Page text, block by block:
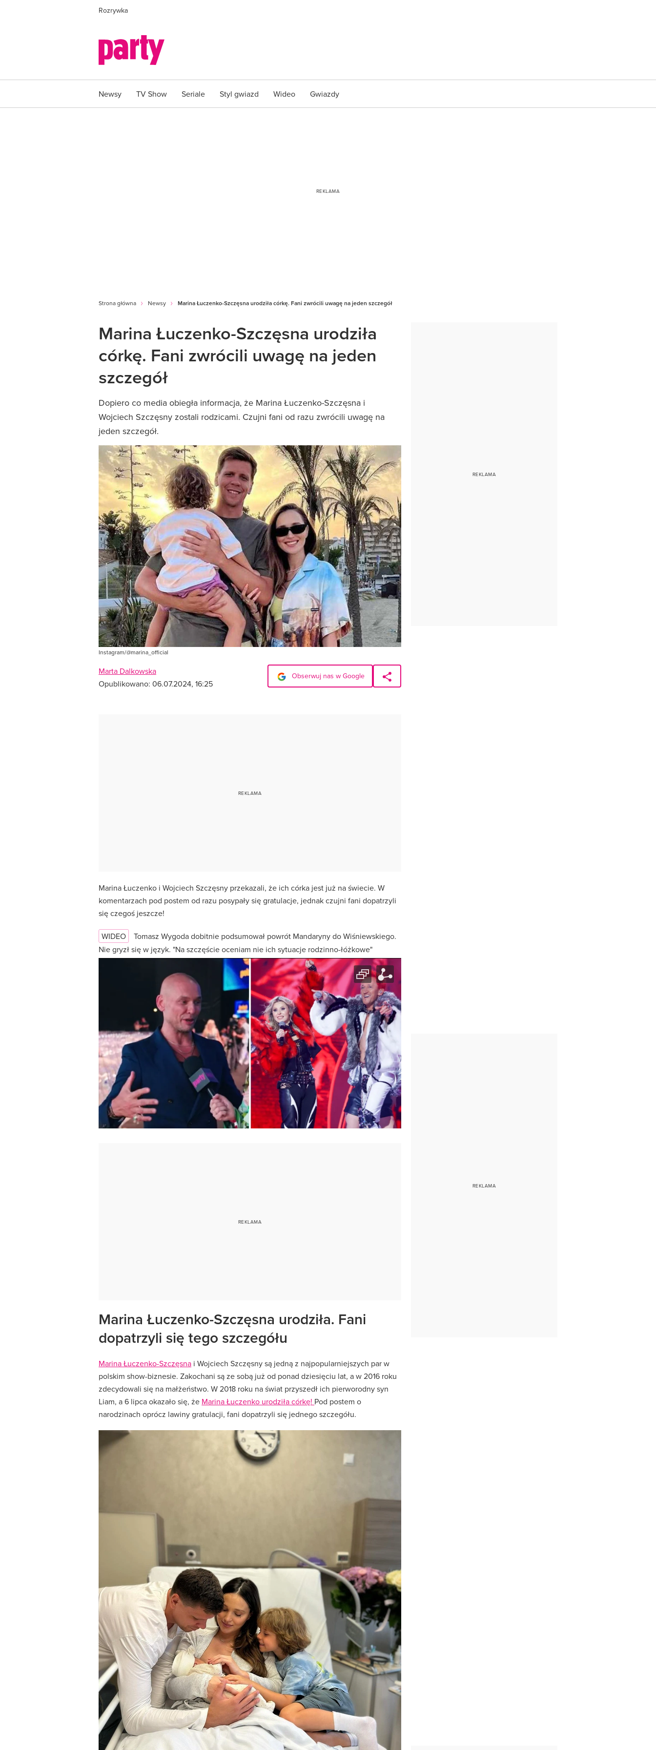
Rozrywka
Newsy TV Show Seriale Styl gwiazd Wideo Gwiazdy
Strona główna Newsy Marina Łuczenko-Szczęsna urodziła córkę. Fani zwrócili uwagę na jeden szczegół
Marina Łuczenko-Szczęsna urodziła
córkę. Fani zwrócili uwagę na jeden
szczegół
Dopiero co media obiegła informacja, że Marina Łuczenko-Szczęsna i
Wojciech Szczęsny zostali rodzicami. Czujni fani od razu zwrócili uwagę na
jeden szczegół.
Instagram/@marina_official
Marta Dalkowska
Opublikowano: 06.07.2024, 16:25
Obserwuj nas w Google
Marina Łuczenko i Wojciech Szczęsny przekazali, że ich córka jest już na świecie. W
komentarzach pod postem od razu posypały się gratulacje, jednak czujni fani dopatrzyli
się czegoś jeszcze!
WIDEO
Tomasz Wygoda dobitnie podsumował powrót Mandaryny do Wiśniewskiego.
Nie gryzł się w język. "Na szczęście oceniam nie ich sytuacje rodzinno-łóżkowe"
Marina Łuczenko-Szczęsna urodziła. Fani
dopatrzyli się tego szczegółu
Marina Łuczenko-Szczęsna i Wojciech Szczęsny są jedną z najpopularniejszych par w
polskim show-biznesie. Zakochani są ze sobą już od ponad dziesięciu lat, a w 2016 roku
zdecydowali się na małżeństwo. W 2018 roku na świat przyszedł ich pierworodny syn
Liam, a 6 lipca okazało się, że Marina Łuczenko urodziła córkę! Pod postem o
narodzinach oprócz lawiny gratulacji, fani dopatrzyli się jednego szczegółu.